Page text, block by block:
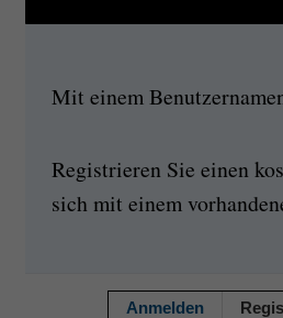
Mit einem
Registrieren Sie einen
sich mit einem
Anmelden